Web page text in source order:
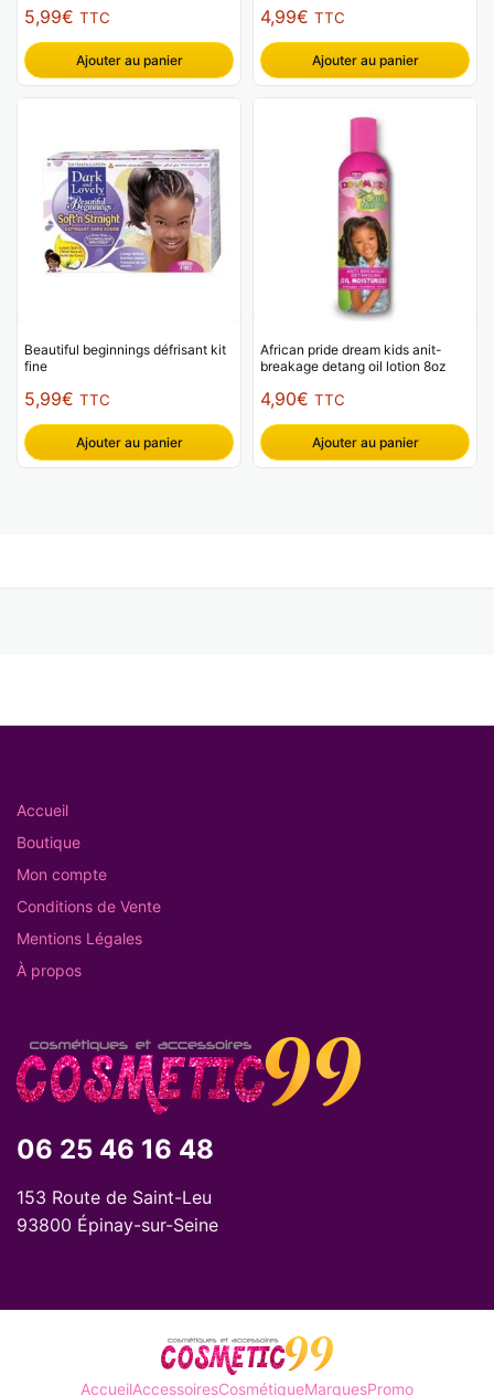
5,99€ TTC
Ajouter au panier
4,99€ TTC
Ajouter au panier
Beautiful beginnings défrisant kit
fine
5,99€ TTC
Ajouter au panier
African pride dream kids anit-
breakage detang oil lotion 8oz
4,90€ TTC
Ajouter au panier
Accueil
Boutique
Mon compte
Conditions de Vente
Mentions Légales
À propos
06 25 46 16 48
153 Route de Saint-Leu
93800 Épinay-sur-Seine
AccueilAccessoiresCosmétiqueMarquesPromo